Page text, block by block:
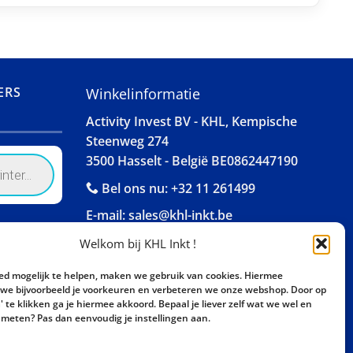
Welkom bij KHL Inkt !
mogelijk te helpen, maken we gebruik van cookies. Hiermee
bijvoorbeeld je voorkeuren en verbeteren we onze webshop. Door op
te klikken ga je hiermee akkoord. Bepaal je liever zelf wat we wel en
Pas dan eenvoudig je instellingen aan.
Winkelinformatie
Activity Invest BV - KHL, Kempische
Steenweg 274
3500 Hasselt - België BE0862447190
Bel ons nu:+32 11 261499
E-mail:sales@khl-inkt.be